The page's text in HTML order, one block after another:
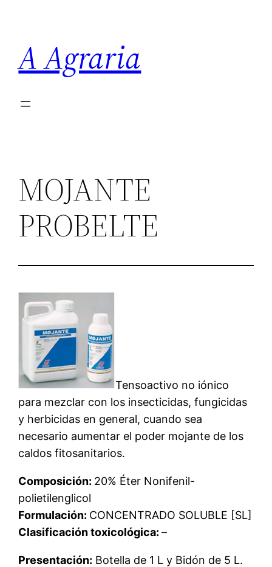
contenido
A Agraria
MOJANTE
PROBELTE
Tensoactivo no iónico
para mezclar con los insecticidas, fungicidas
y herbicidas en general, cuando sea
necesario aumentar el poder mojante de los
caldos fitosanitarios.
Composición: 20% Éter Nonifenil-
polietilenglicol
Formulación: CONCENTRADO SOLUBLE [SL]
Clasificación toxicológica:–
Presentación: Botella de 1 L y Bidón de 5 L.